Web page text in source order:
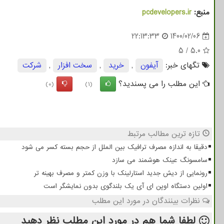
منبع:pcdevelopers.ir
1400/02/06
22:13:33
5.0
/
5
تگهای خبر:
آیفون , خرید , سخت افزار ,
شركت
این مطلب را می پسندید؟
(1)
(0)
تازه ترین مطالب مرتبط
دقیقا به اندازه مصرف ترافیک بین الملل از حجم بسته کسر می شود
سامسونگ عینک هوشمند می سازد
رونمایی از دیش جدید استارلینک با وزن کمتر و مصرف بهینه تر
اولین دستگاه اوپن ای آی یک بلندگوی بدون نمایشگر است
نظرات بینندگان در مورد این مطلب